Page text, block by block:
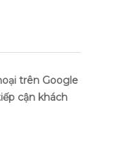
trên Google
cận khách